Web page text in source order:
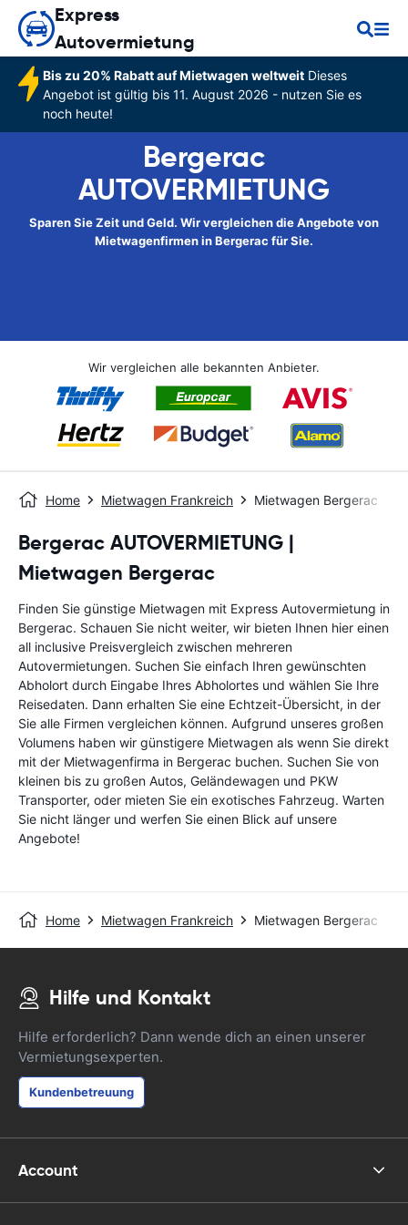
Express
Autovermietung
Bis zu 20% Rabatt auf Mietwagen weltweitDieses
Angebot ist gültig bis 11. August 2026 - nutzen Sie es
noch heute!
Bergerac
AUTOVERMIETUNG
Sparen Sie Zeit und Geld. Wir vergleichen die Angebote von
Mietwagenfirmen in Bergerac für Sie.
Wir vergleichen alle bekannten Anbieter.
Home Mietwagen Frankreich Mietwagen Bergerac
Bergerac AUTOVERMIETUNG |
Mietwagen Bergerac
Finden Sie günstige Mietwagen mit Express Autovermietung in
Bergerac. Schauen Sie nicht weiter, wir bieten Ihnen hier einen
all inclusive Preisvergleich zwischen mehreren
Autovermietungen. Suchen Sie einfach Ihren gewünschten
Abholort durch Eingabe Ihres Abholortes und wählen Sie Ihre
Reisedaten. Dann erhalten Sie eine Echtzeit-Übersicht, in der
Sie alle Firmen vergleichen können. Aufgrund unseres großen
Volumens haben wir günstigere Mietwagen als wenn Sie direkt
mit der Mietwagenfirma in Bergerac buchen. Suchen Sie von
kleinen bis zu großen Autos, Geländewagen und PKW
Transporter, oder mieten Sie ein exotisches Fahrzeug. Warten
Sie nicht länger und werfen Sie einen Blick auf unsere
Angebote!
Home Mietwagen Frankreich Mietwagen Bergerac
Hilfe und Kontakt
Hilfe erforderlich? Dann wende dich an einen unserer
Vermietungsexperten.
Kundenbetreuung
Account